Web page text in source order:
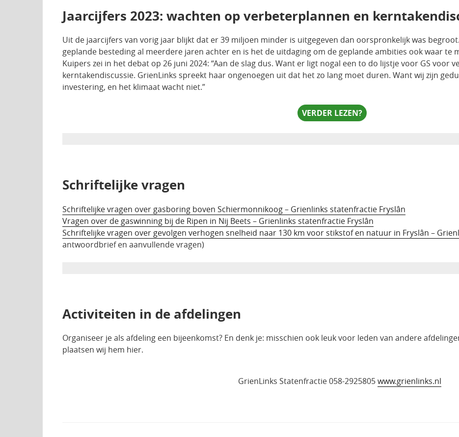
Jaarcijfers 2023: wachten op verbeterplannen en
Uit de jaarcijfers van vorig jaar blijkt dat er 39 miljoen minder is uitgegeven dan oorspronkelijk was
geplande besteding al meerdere jaren achter en is het de uitdaging om de geplande ambities ook waar te
Kuipers zei in het debat op 26 juni 2024: “Aan de slag dus. Want er ligt nogal een to do lijstje voor GS voor
kerntakendiscussie. GrienLinks spreekt haar ongenoegen uit dat het zo lang moet duren. Want wij zijn
investering, en het klimaat wacht niet.”
VERDER LEZEN?
Schriftelijke vragen
Schriftelijke vragen over gasboring boven Schiermonnikoog – Grienlinks statenfractie Fryslân
Vragen over de gaswinning bij de Ripen in Nij Beets – Grienlinks statenfractie Fryslân
Schriftelijke vragen over gevolgen verhogen snelheid naar 130 km voor stikstof en natuur in Fryslân –
antwoordbrief en aanvullende vragen)
Activiteiten in de afdelingen
Organiseer je als afdeling een bijeenkomst? En denk je: misschien ook leuk voor leden van andere
plaatsen wij hem hier.
GrienLinks Statenfractie058-2925805www.grienlinks.nl